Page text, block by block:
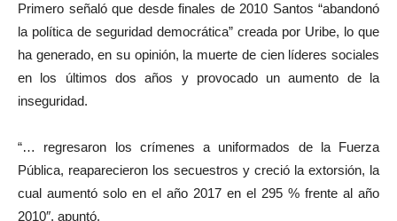
Primero señaló que desde finales de 2010 Santos “abandonó
la política de seguridad democrática” creada por Uribe, lo que
ha generado, en su opinión, la muerte de cien líderes sociales
en los últimos dos años y provocado un aumento de la
inseguridad.
“… regresaron los crímenes a uniformados de la Fuerza
Pública, reaparecieron los secuestros y creció la extorsión, la
cual aumentó solo en el año 2017 en el 295 % frente al año
2010″, apuntó.